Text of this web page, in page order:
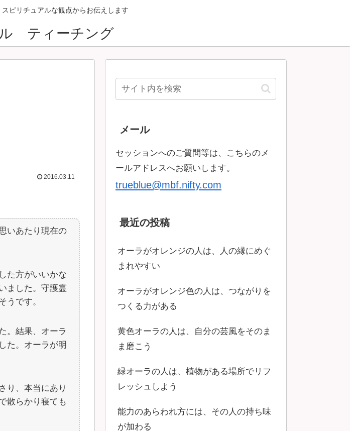
ピリチュアルな観点からお伝えします
ティーチング
2016.03.11
いあたり現在の
た方がいいかな
ました。守護霊
うです。
。結果、オーラ
た。オーラが明
り、本当にあり
散らかり寝ても
メール
セッションへのご質問等は、こちらのメ
ールアドレスへお願いします。
trueblue@mbf.nifty.com
最近の投稿
オーラがオレンジの人は、人の縁にめぐ
まれやすい
オーラがオレンジ色の人は、つながりを
つくる力がある
黄色オーラの人は、自分の芸風をそのま
ま磨こう
緑オーラの人は、植物がある場所でリフ
レッシュしよう
能力のあらわれ方には、その人の持ち味
が加わる